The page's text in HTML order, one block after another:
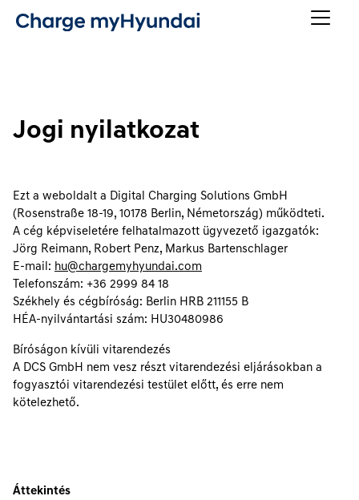
Jogi nyilatkozat
Ezt a weboldalt a Digital Charging Solutions GmbH
(Rosenstraße 18-19, 10178 Berlin, Németország) működteti.
A cég képviseletére felhatalmazott ügyvezető igazgatók:
Jörg Reimann, Robert Penz, Markus Bartenschlager
E-mail: hu@chargemyhyundai.com
Telefonszám: +36 2999 84 18
Székhely és cégbíróság: Berlin HRB 211155 B
HÉA-nyilvántartási szám: HU30480986
Bíróságon kívüli vitarendezés
A DCS GmbH nem vesz részt vitarendezési eljárásokban a
fogyasztói vitarendezési testület előtt, és erre nem
kötelezhető.
Áttekintés